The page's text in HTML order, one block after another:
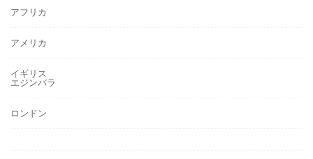
アフリカ
アメリカ
イギリス
エジンバラ
ロンドン